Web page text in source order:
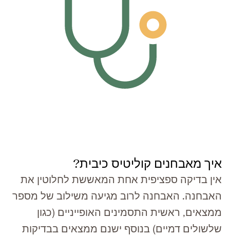
איך מאבחנים קוליטיס כיבית?
אין בדיקה ספציפית אחת המאששת לחלוטין את
האבחנה. האבחנה לרוב מגיעה משילוב של מספר
ממצאים, ראשית התסמינים האופייניים (כגון
שלשולים דמיים) בנוסף ישנם ממצאים בבדיקות